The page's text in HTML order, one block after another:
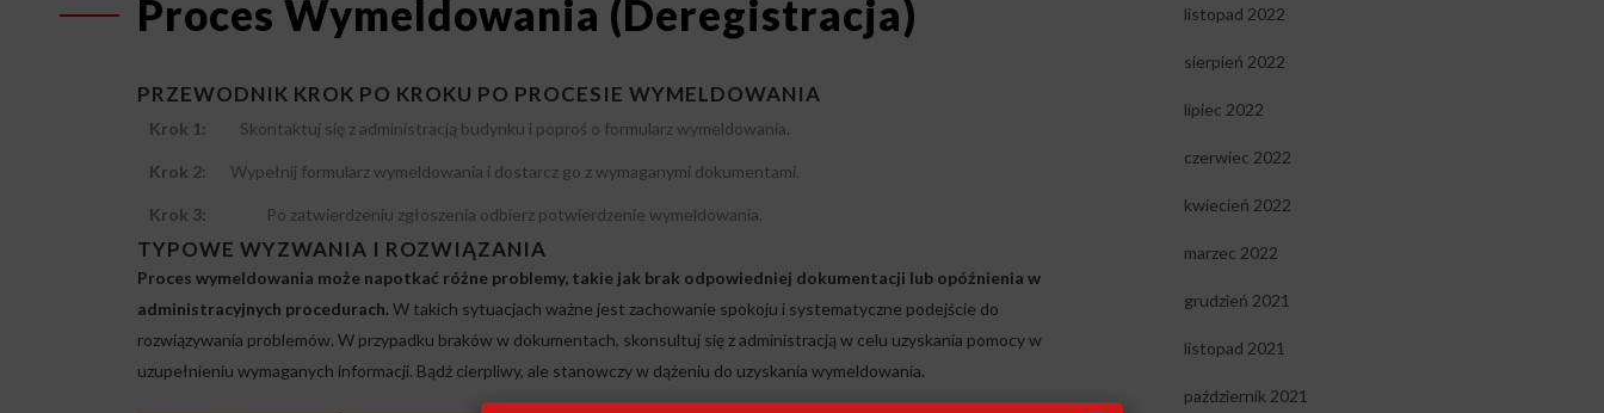
Proces Wymeldowania (Deregistracja)
PRZEWODNIK KROK PO KROKU PO PROCESIE WYMELDOWANIA
Krok 1: Skontaktuj się z administracją budynku i poproś o formularz wymeldowania.
Krok 2: Wypełnij formularz wymeldowania i dostarcz go z wymaganymi dokumentami.
Krok 3: Po zatwierdzeniu zgłoszenia odbierz potwierdzenie wymeldowania.
TYPOWE WYZWANIA I ROZWIĄZANIA
Proces wymeldowania może napotkać różne problemy, takie jak brak odpowiedniej dokumentacji lub opóźnienia w
administracyjnych procedurach.W takich sytuacjach ważne jest zachowanie spokoju i systematyczne podejście do
rozwiązywania problemów. W przypadku braków w dokumentach, skonsultuj się z administracją w celu uzyskania pomocy w
uzupełnieniu wymaganych informacji. Bądź cierpliwy, ale stanowczy w dążeniu do uzyskania wymeldowania.
listopad 2022
sierpień 2022
lipiec 2022
czerwiec 2022
kwiecień 2022
marzec 2022
grudzień 2021
listopad 2021
październik 2021